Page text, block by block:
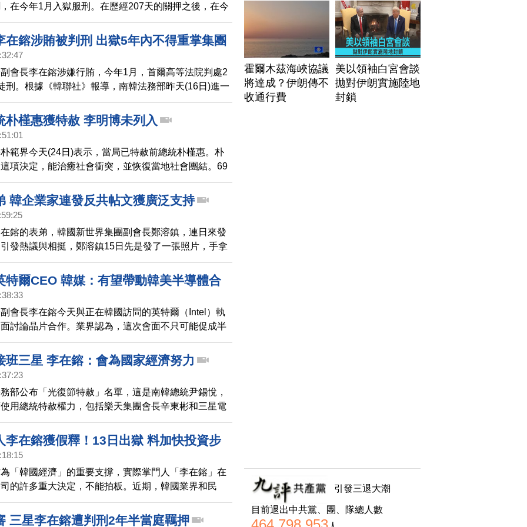
在今年1月入獄服刑。在歷經207天的關押之後，在今
，三星股價當天仍跌逾3%。而面對反對李在鎔假釋的
文在寅回應，是「基於國家利益做出的選擇，希望國
在鎔涉賄被判刑 出獄5年內不得重掌集團
會長李在鎔涉嫌行賄，今年1月，首爾高等法院判處2
刑。根據《韓聯社》報導，南韓法務部昨天(16日)進一
就業的處罰通報，期限為服刑結束起5年之內。換算下
或許在2027年下半年，才能重新接手管理事務。李在
槿惠和她的親信崔順實，行賄86.8億韓元(約2億多新
。李在鎔辯護律師表示，虛心接受判決結果，不再提
朴槿惠獲特赦 李明博未列入
範界今天(24日)表示，當局已特赦前總統朴槿惠。朴
項決定，能治癒社會衝突，並恢復當地社會團結。69
年3月因為「閨密門」、收受賄賂等罪，被判處20年
180億韓元，並追繳犯罪所得35億韓元，後來，她因
已3度住院治療。另外，前總統李明博這次並沒有被列
韓企業家連發反共帖文獲廣泛支持
鎔的表弟，韓國新世界集團副會長鄭溶鎮，連日來發
發熱議與相挺，鄭溶鎮15日先是發了一張照片，手拿
則是戴紅帽，他寫到，「感覺有點像共產黨，希望大
討厭共產黨。」大部分網友回帖是「我也討厭共產
有少部分人回帖表示擔憂：「請小心，中國共產黨聽
括「討厭共產黨」，或是共產黨的綽號，表示自己
鄭溶鎮集團旗下的大型綜合超市 易買得 超市在1997
特爾CEO 韓媒：有望帶動韓美半導體合
會長李在鎔今天與正在韓國訪問的英特爾（Intel）執
討論晶片合作。業界認為，這次會面不只可能促成半
大合作，也可能帶動韓美相關業者進一步合作。
班三星 李在鎔：會為國家經濟努力
部公布「光復節特赦」名單，這是南韓總統尹錫悅，
用總統特赦權力，包括樂天集團會長辛東彬和三星電
，都在特赦名單當中。
李在鎔獲假釋！13日出獄 料加快投資步
「韓國經濟」的重要支撐，實際掌門人「李在鎔」在
的許多重大決定，不能拍板。近期，韓國業界和民
李在鎔」。週一(8月9日)，韓國司法部確認，李在
日)獲得假釋。目前，不確定他是否能夠，立即回到公
三星李在鎔遭判刑2年半當庭羈押
霍爾木茲海峽協議
將達成？伊朗傳不
收通行費
美以領袖白宮會談
拋對伊朗實施陸地
封鎖
引發三退大潮
目前退出中共黨、團、隊總人數